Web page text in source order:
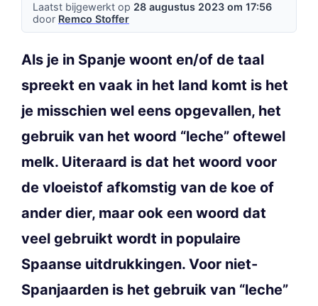
Laatst bijgewerkt op 28 augustus 2023 om 17:56
door Remco Stoffer
Als je in Spanje woont en/of de taal
spreekt en vaak in het land komt is het
je misschien wel eens opgevallen, het
gebruik van het woord “leche” oftewel
melk. Uiteraard is dat het woord voor
de vloeistof afkomstig van de koe of
ander dier, maar ook een woord dat
veel gebruikt wordt in populaire
Spaanse uitdrukkingen. Voor niet-
Spanjaarden is het gebruik van “leche”